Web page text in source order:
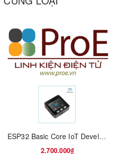
ESP32 Basic Core IoT Development Kit V2.7
2.700.000₫